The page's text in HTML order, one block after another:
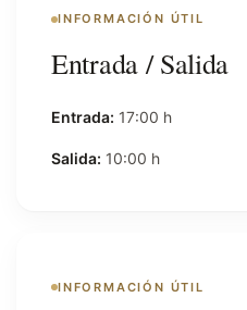
INFORMACIÓN ÚTIL
Entrada / Salida
Entrada: 17:00 h
Salida: 10:00 h
INFORMACIÓN ÚTIL